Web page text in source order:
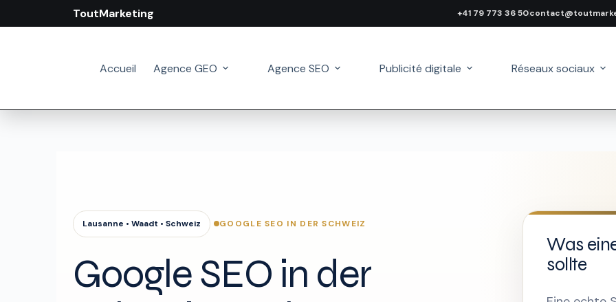
ToutMarketing +41 79 773 36 50
Accueil Agence GEO Agence SEO Publicité digitale Réseaux sociaux
Lausanne • Waadt • Schweiz GOOGLE SEO IN DER SCHWEIZ
Google SEO in der
Was
sollte